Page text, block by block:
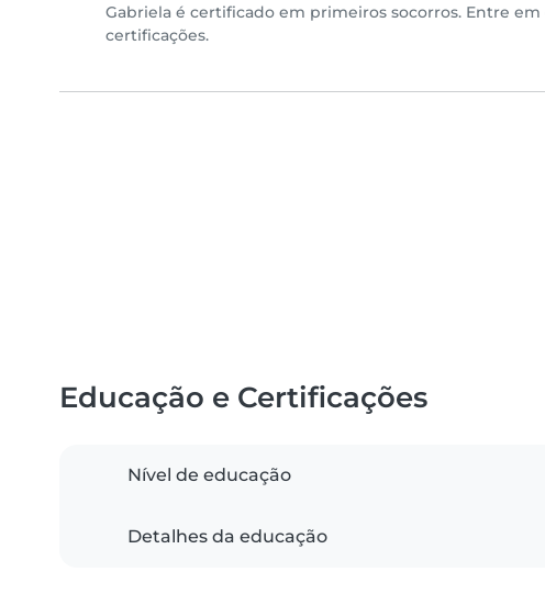
Gabriela é certificado em primeiros socorros. Entre
certificações.
Educação e Certificações
Nível de educação
Detalhes da educação